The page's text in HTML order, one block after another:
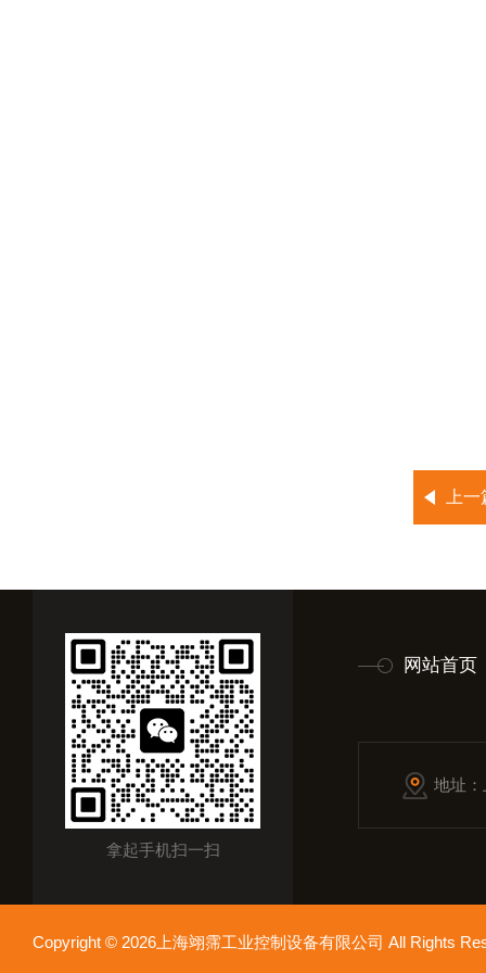
上
拿起手机扫一扫
网站首页
地址
Copyright © 2026上海翊霈工业控制设备有限公司 All Rights